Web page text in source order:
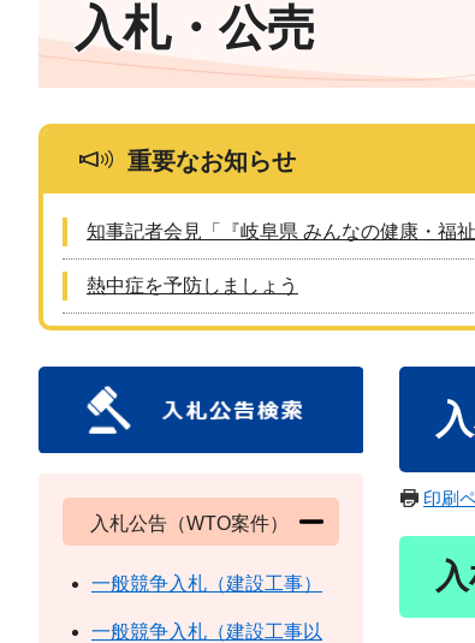
入札・公売
重要なお知らせ
知事記者会見「『岐阜県 みんなの健康・福
熱中症を予防しましょう
印刷
入札公告（WTO案件）
一般競争入札（建設工事）
一般競争入札（建設工事以